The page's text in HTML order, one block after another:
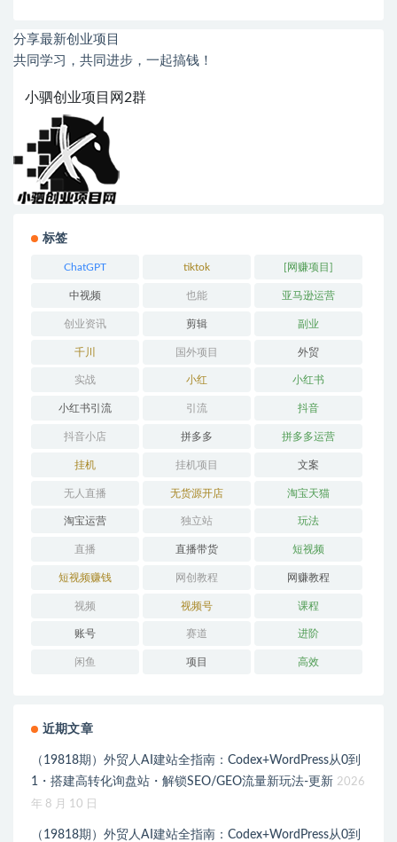
分享最新创业项目
共同学习，共同进步，一起搞钱！
小驷创业项目网2群
标签
ChatGPT tiktok [网赚项目]
中视频 也能 亚马逊运营
创业资讯 剪辑 副业
千川 国外项目 外贸
实战 小红 小红书
小红书引流 引流 抖音
抖音小店 拼多多 拼多多运营
挂机 挂机项目 文案
无人直播 无货源开店 淘宝天猫
淘宝运营 独立站 玩法
直播 直播带货 短视频
短视频赚钱 网创教程 网赚教程
视频 视频号 课程
账号 赛道 进阶
闲鱼 项目 高效
近期文章
（19818期）外贸人AI建站全指南：Codex+WordPress从0到
1・搭建高转化询盘站・解锁SEO/GEO流量新玩法-更新 2026
年 8 月 10 日
（19818期）外贸人AI建站全指南：Codex+WordPress从0到